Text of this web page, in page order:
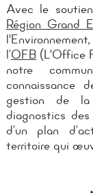
Avec le
Région Grand
l’OFB(L'Office
notre
gestion de
diagnostics
d’un plan
territoire qui